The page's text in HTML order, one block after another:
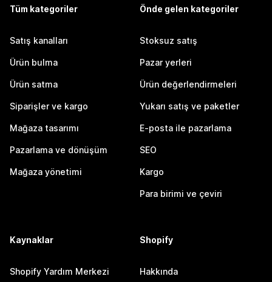
Tüm kategoriler
Satış kanalları
Ürün bulma
Ürün satma
Siparişler ve kargo
Mağaza tasarımı
Pazarlama ve dönüşüm
Mağaza yönetimi
Önde gelen kategoriler
Stoksuz satış
Pazar yerleri
Ürün değerlendirmeleri
Yukarı satış ve paketler
E-posta ile pazarlama
SEO
Kargo
Para birimi ve çeviri
Kaynaklar
Shopify Yardım Merkezi
Shopify
Hakkında